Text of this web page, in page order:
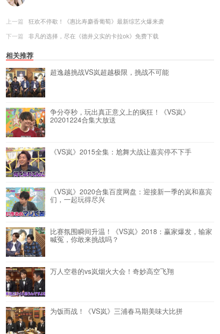
上一篇
狂欢不停歇！《惠比寿麝香葡萄》最新综艺火爆来袭
下一篇
非凡的选择，尽在《德井义实的卡拉ok》免费下载
相关推荐
超逸越挑战VS岚超越极限，挑战不可能
争分夺秒，玩出真正意义上的疯狂！《VS岚》
20201224合集大放送
《VS岚》2015全集：尬舞大战让嘉宾停不下手
《VS岚》2020合集百度网盘：迎接新一季的岚和嘉宾
们，一起玩得尽兴
比赛氛围瞬间升温！《VS岚》2018：赢家爆发，输家
喊冤，你敢来挑战吗？
万人空巷的vs岚烟火大会！奇妙高空飞翔
为饭而战！《VS岚》三浦春马期美味大比拼